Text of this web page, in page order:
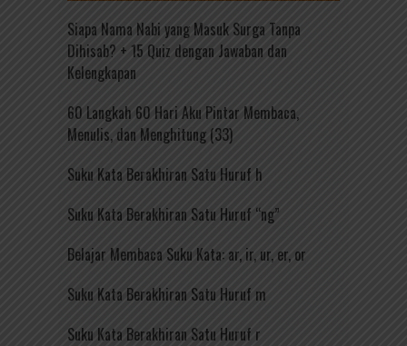
Siapa Nama Nabi yang Masuk Surga Tanpa
Dihisab? + 15 Quiz dengan Jawaban dan
Kelengkapan
60 Langkah 60 Hari Aku Pintar Membaca,
Menulis, dan Menghitung (33)
Suku Kata Berakhiran Satu Huruf h
Suku Kata Berakhiran Satu Huruf “ng”
Belajar Membaca Suku Kata: ar, ir, ur, er, or
Suku Kata Berakhiran Satu Huruf m
Suku Kata Berakhiran Satu Huruf r